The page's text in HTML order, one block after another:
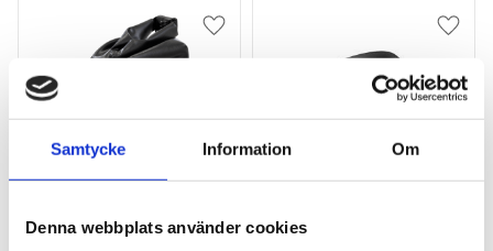
Samtycke Information Om
Denna webbplats använder cookies
Lägg till i favoriter Lägg